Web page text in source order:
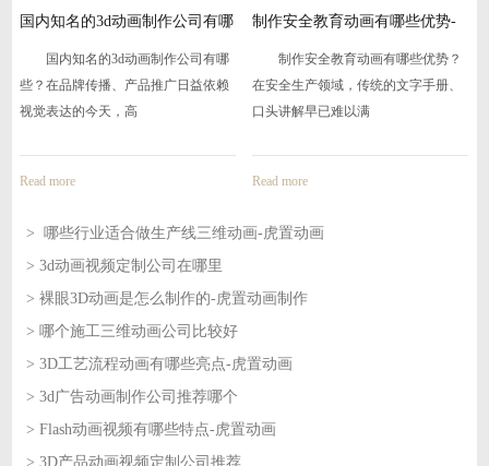
国内知名的3d动画制作公司有哪
国内知名的3d动画制作公司有哪
些？在品牌传播、产品推广日益依赖
视觉表达的今天，高
Read more
制作安全教育动画有哪些优势-
制作安全教育动画有哪些优势？
在安全生产领域，传统的文字手册、
口头讲解早已难以满
Read more
> 哪些行业适合做生产线三维动画-虎置动画
> 3d动画视频定制公司在哪里
> 裸眼3D动画是怎么制作的-虎置动画制作
> 哪个施工三维动画公司比较好
> 3D工艺流程动画有哪些亮点-虎置动画
> 3d广告动画制作公司推荐哪个
> Flash动画视频有哪些特点-虎置动画
> 3D产品动画视频定制公司推荐